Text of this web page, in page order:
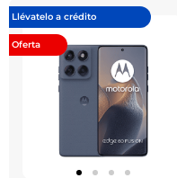
Llévatelo a crédito
Oferta